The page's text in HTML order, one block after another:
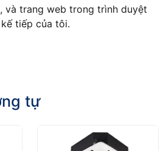
và trang web trong trình duyệt
tiếp của tôi.
tự